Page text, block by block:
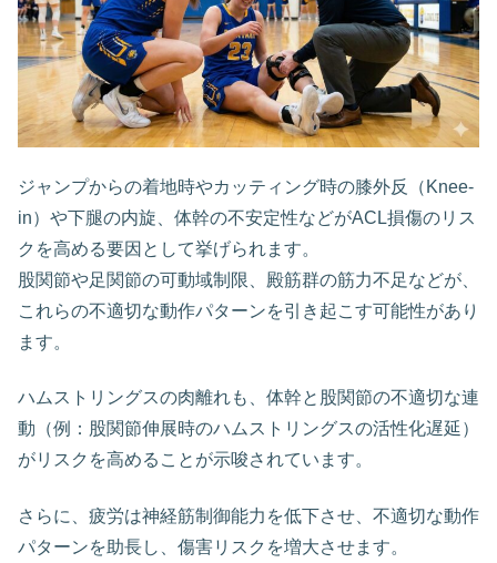
ジャンプからの着地時やカッティング時の膝外反（Knee-
in）や下腿の内旋、体幹の不安定性などがACL損傷のリス
クを高める要因として挙げられます。
股関節や足関節の可動域制限、殿筋群の筋力不足などが、
これらの不適切な動作パターンを引き起こす可能性があり
ます。
ハムストリングスの肉離れも、体幹と股関節の不適切な連
動（例：股関節伸展時のハムストリングスの活性化遅延）
がリスクを高めることが示唆されています。
さらに、疲労は神経筋制御能力を低下させ、不適切な動作
パターンを助長し、傷害リスクを増大させます。